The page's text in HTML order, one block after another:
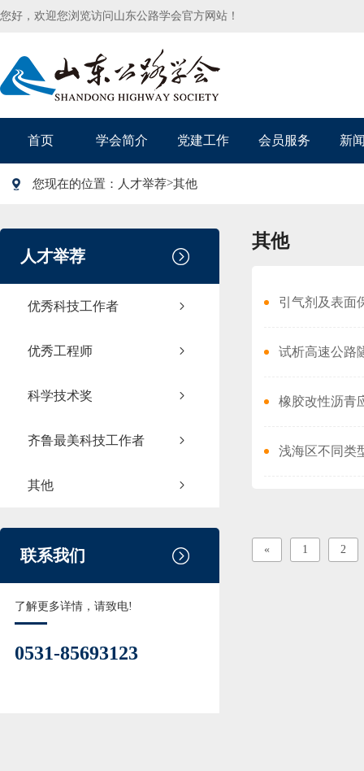
您好，欢迎您浏览访问山东公路学会官方网站！
首页 学会简介 党建工作 会员服务 新
您现在的位置： 人才举荐>其他
人才举荐
优秀科技工作者
优秀工程师
科学技术奖
齐鲁最美科技工作者
其他
联系我们
了解更多详情，请致电!
0531-85693123
其他
引气剂及表面
试析高速公路
橡胶改性沥青
浅海区不同类
« 1 2